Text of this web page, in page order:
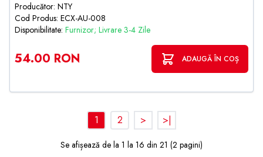
Producător: NTY
Cod Produs: ECX-AU-008
Disponibilitate: Furnizor; Livrare 3-4 Zile
54.00 RON ADAUGĂ ÎN COȘ
1 2 > >|
Se afișează de la 1 la 16 din 21 (2 pagini)